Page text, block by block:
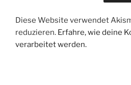
Diese Website verwendet
reduzieren. Erfahre, wie deine
verarbeitet werden.